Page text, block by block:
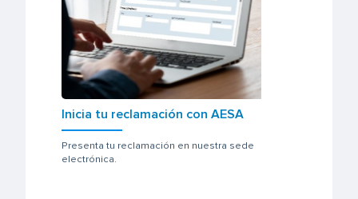
Inicia tu reclamación con AESA
Presenta tu reclamación en nuestra sede
electrónica.